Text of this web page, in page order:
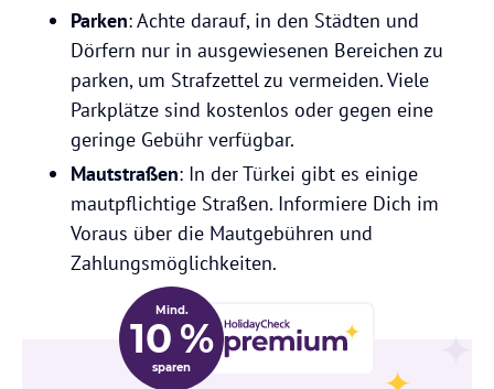
Parken: Achte darauf, in den Städten und
Dörfern nur in ausgewiesenen Bereichen zu
parken, um Strafzettel zu vermeiden. Viele
Parkplätze sind kostenlos oder gegen eine
geringe Gebühr verfügbar.
Mautstraßen: In der Türkei gibt es einige
mautpflichtige Straßen. Informiere Dich im
Voraus über die Mautgebühren und
Zahlungsmöglichkeiten.
Mind.
10 %
sparen